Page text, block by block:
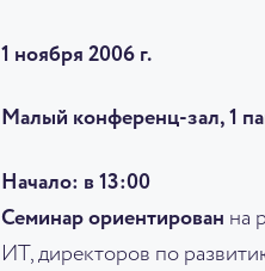
1 ноября 2006 г.
Малый конференц-зал, 1
Начало: в 13:00
Семинар ориентирован на
ИТ, директоров по